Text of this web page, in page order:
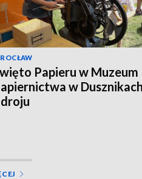
Papieru w Muzeum
w